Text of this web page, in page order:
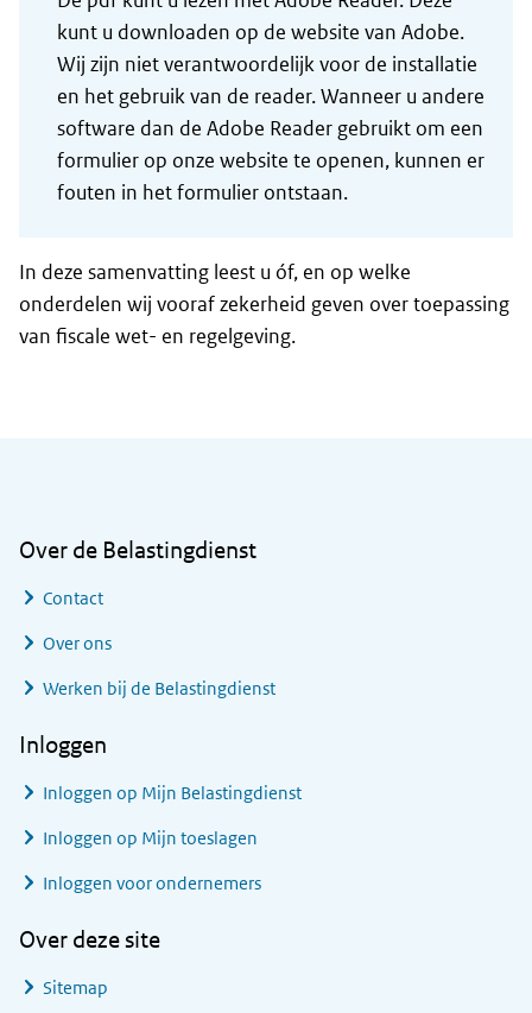
kunt u downloaden op de website van Adobe.
Wij zijn niet verantwoordelijk voor de installatie
en het gebruik van de reader. Wanneer u andere
software dan de Adobe Reader gebruikt om een
formulier op onze website te openen, kunnen er
fouten in het formulier ontstaan.
In deze samenvatting leest u óf, en op welke
onderdelen wij vooraf zekerheid geven over toepassing
van fiscale wet- en regelgeving.
Over de Belastingdienst
Contact
Over ons
Werken bij de Belastingdienst
Inloggen
Inloggen op Mijn Belastingdienst
Inloggen op Mijn toeslagen
Inloggen voor ondernemers
Over deze site
Sitemap